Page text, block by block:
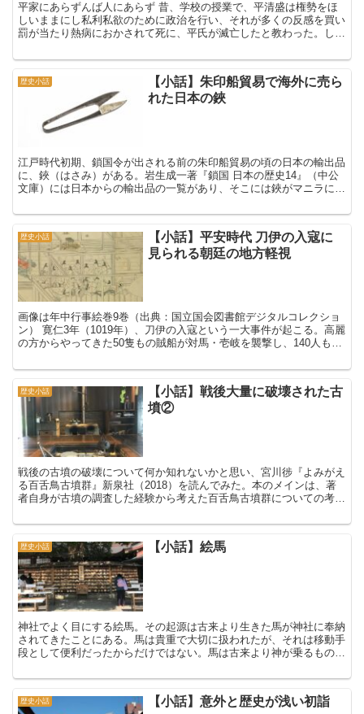
平家にあらずんば人にあらず 昔、学校の授業で、平清盛は権勢をほ
しいままにし私利私欲のために政治を行い、それが多くの反感を買い
罰が当たり熱病におかされて死に、平氏が滅亡したと教わった。しか
歴史小話
【小話】朱印船貿易で海外に売ら
れた日本の鋏
江戸時代初期、鎖国令が出される前の朱印船貿易の頃の日本の輸出品
に、鋏（はさみ）がある。岩生成一著『鎖国 日本の歴史14』（中公
文庫）には日本からの輸出品の一覧があり、そこには鋏がマニラに運
歴史小話
【小話】平安時代 刀伊の入寇に
見られる朝廷の地方軽視
画像は年中行事絵巻9巻（出典：国立国会図書館デジタルコレクショ
ン） 寛仁3年（1019年）、刀伊の入寇という一大事件が起こる。高麗
の方からやってきた50隻もの賊船が対馬・壱岐を襲撃し、140人もの
歴史小話
【小話】戦後大量に破壊された古
墳②
戦後の古墳の破壊について何か知れないかと思い、宮川徏『よみがえ
る百舌鳥古墳群』新泉社（2018）を読んでみた。本のメインは、著
者自身が古墳の調査した経験から考えた百舌鳥古墳群についての考察
歴史小話 【小話】絵馬
神社でよく目にする絵馬。その起源は古来より生きた馬が神社に奉納
されてきたことにある。馬は貴重で大切に扱われたが、それは移動手
段として便利だったからだけではない。馬は古来より神が乗るものと
歴史小話 【小話】意外と歴史が浅い初詣